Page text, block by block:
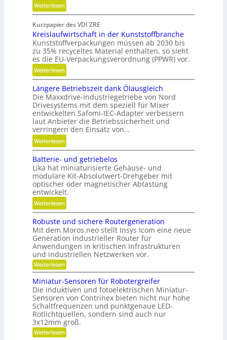
e
i
c
h
Weiterlesen:
S
c
h
n
e
l
l
g
e
n
a
u
p
s
i
t
i
o
n
i
r
e
n
Kurzpapier des VDI ZRE
Kreislaufwirtschaft in der Kunststoffbranche
Kunststoffverpackungen müssen ab 2030 bis
zu 35% recyceltes Material enthalten, so sieht
es die EU-Verpackungsverordnung (PPWR) vor.
Weiterlesen:
K
r
e
i
s
l
a
u
f
w
i
r
t
s
c
h
a
f
t
i
n
d
e
K
u
n
Längere Betriebszeit dank Ölausgleich
Die Maxxdrive-Industriegetriebe von Nord
Drivesystems mit dem speziell für Mixer
entwickelten Safomi-IEC-Adapter verbessern
laut Anbieter die Betriebssicherheit und
verringern den Einsatz von…
Weiterlesen:
L
ä
n
g
e
r
e
e
t
r
i
e
b
s
z
e
t
d
Batterie- und getriebelos
Lika hat miniaturisierte Gehäuse- und
modulare Kit-Absolutwert-Drehgeber mit
optischer oder magnetischer Abtastung
entwickelt.
Weiterlesen:
B
a
t
t
e
r
i
e
-
u
n
d
g
e
Robuste und sichere Routergeneration
Mit dem Moros.neo stellt Insys Icom eine neue
Generation industrieller Router für
Anwendungen in kritischen Infrastrukturen
und industriellen Netzwerken vor.
Weiterlesen:
R
o
b
u
s
t
e
u
n
d
Miniatur-Sensoren für Robotergreifer
Die induktiven und fotoelektrischen Miniatur-
Sensoren von Contrinex bieten nicht nur hohe
Schaltfrequenzen und punktgenaue LED-
Rotlichtquellen, sondern sind auch nur
3x12mm groß.
Weiterlesen: